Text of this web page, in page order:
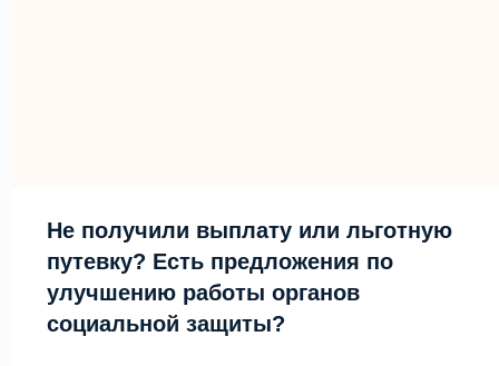
Не получили выплату или льготную
путевку? Есть предложения по
улучшению работы органов
социальной защиты?